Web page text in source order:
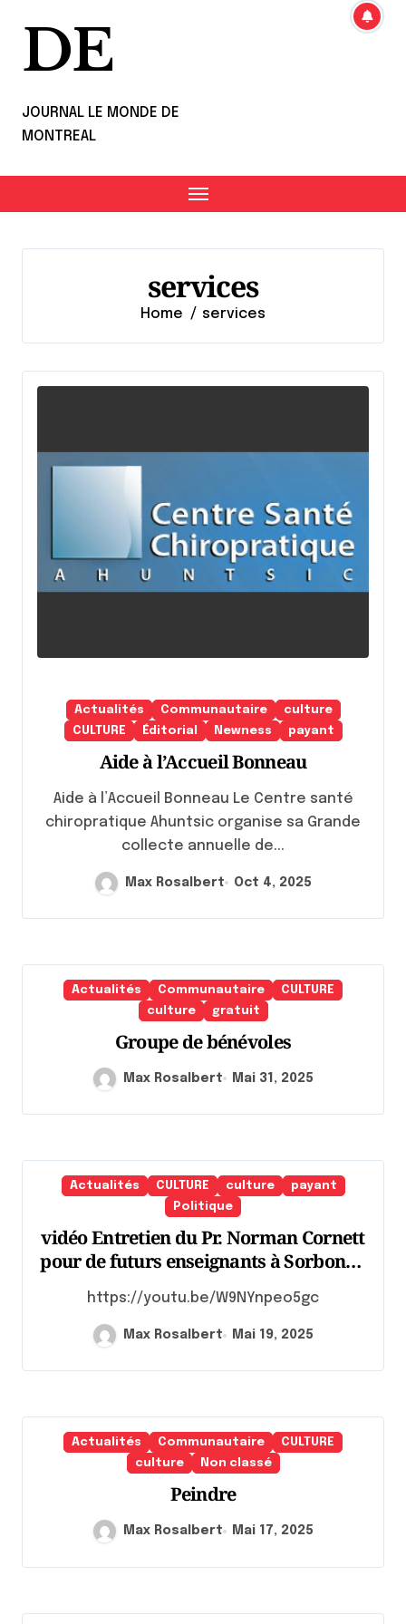
DE
JOURNAL LE MONDE DE
MONTREAL
services
Home services
Actualités Communautaire
culture
CULTURE
Éditorial Newness payant
Aide à l’Accueil Bonneau
Aide à l’Accueil Bonneau Le Centre santé
chiropratique Ahuntsic organise sa Grande
collecte annuelle de...
Max Rosalbert Oct 4, 2025
Actualités Communautaire
CULTURE
culture
gratuit
Groupe de bénévoles
Max Rosalbert Mai 31, 2025
Actualités CULTURE culture
payant
Politique
vidéo Entretien du Pr. Norman Cornett
pour de futurs enseignants à Sorbonne
Université
https://youtu.be/W9NYnpeo5gc
Max Rosalbert Mai 19, 2025
Actualités Communautaire
CULTURE
culture
Non classé
Peindre
Max Rosalbert Mai 17, 2025